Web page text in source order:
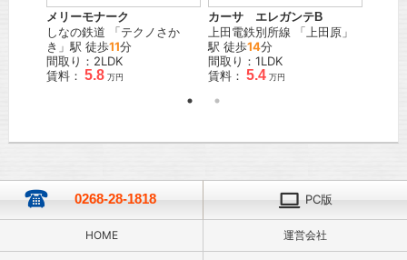
メリーモナーク
しなの鉄道 「テクノさか
き 」駅 徒歩11分
間取り：2LDK
賃料： 5.8 万円
カーサ エレガンテB
上田電鉄別所線 「 上田原 」
駅 徒歩14分
間取り：1LDK
賃料： 5.4 万円
0268-28-1818 PC版
HOME 運営会社